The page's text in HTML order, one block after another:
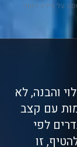
על מידע רשמי
והבנה, לא
עם קצב
לפי
זו